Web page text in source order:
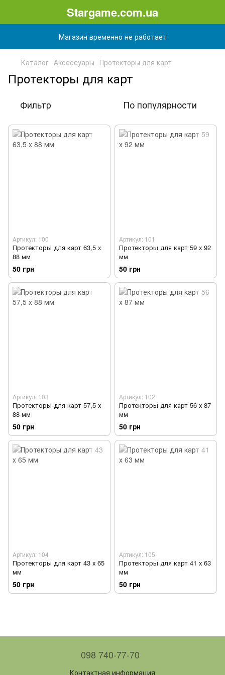
Stargame.com.ua
Магазин временно не работает
Каталог Аксессуары Протекторы для карт
Протекторы для карт
Фильтр По популярности
Артикул: 100
Протекторы для карт 63,5 x
88 мм
50 грн
Артикул: 101
Протекторы для карт 59 х 92
мм
50 грн
Артикул: 103
Протекторы для карт 57,5 х
88 мм
50 грн
Артикул: 102
Протекторы для карт 56 х 87
мм
50 грн
Артикул: 104
Протекторы для карт 43 х 65
мм
50 грн
Артикул: 105
Протекторы для карт 41 х 63
мм
50 грн
098 740-77-70
Контактная информация